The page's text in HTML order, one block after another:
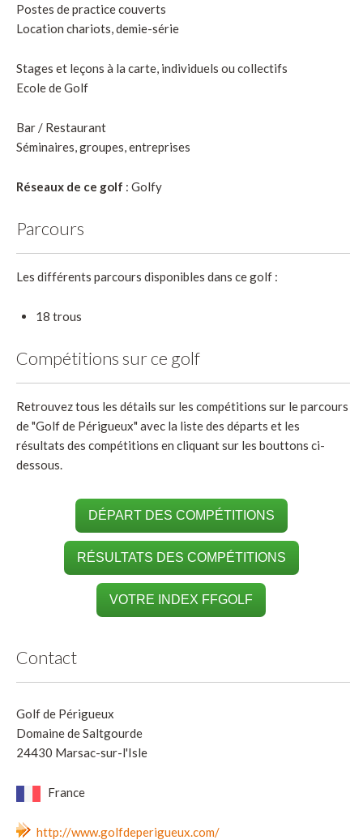
Postes de practice couverts
Location chariots, demie-série
Stages et leçons à la carte, individuels ou collectifs
Ecole de Golf
Bar / Restaurant
Séminaires, groupes, entreprises
Réseaux de ce golf : Golfy
Parcours
Les différents parcours disponibles dans ce golf :
18 trous
Compétitions sur ce golf
Retrouvez tous les détails sur les compétitions sur le parcours
de "Golf de Périgueux" avec la liste des départs et les
résultats des compétitions en cliquant sur les bouttons ci-
dessous.
DÉPART DES COMPÉTITIONS
RÉSULTATS DES COMPÉTITIONS
VOTRE INDEX FFGOLF
Contact
Golf de Périgueux
Domaine de Saltgourde
24430 Marsac-sur-l'Isle
France
http://www.golfdeperigueux.com/